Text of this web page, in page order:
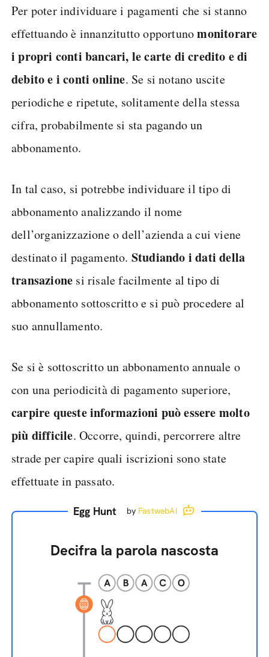
Per poter individuare i pagamenti che si stanno
effettuando è innanzitutto opportunomonitorare
i propri conti bancari, le carte di credito e di
debito e i conti online. Se si notano uscite
periodiche e ripetute, solitamente della stessa
cifra, probabilmente si sta pagando un
abbonamento.
In tal caso, si potrebbe individuare il tipo di
abbonamento analizzando il nome
dell’organizzazione o dell’azienda a cui viene
destinato il pagamento. Studiando i dati della
transazione si risale facilmente al tipo di
abbonamento sottoscritto e si può procedere al
suo annullamento.
Se si è sottoscritto un abbonamento annuale o
con una periodicità di pagamento superiore,
carpire queste informazioni può essere molto
più difficile. Occorre, quindi, percorrere altre
strade per capire quali iscrizioni sono state
effettuate in passato.
Egg Hunt by FastwebAI
Decifra la parola nascosta